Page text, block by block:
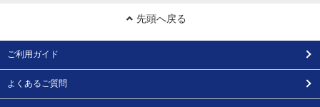
先頭へ戻る
ご利用ガイド
よくあるご質問